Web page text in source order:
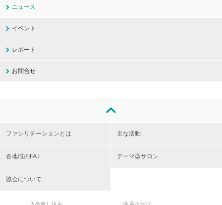
ニュース
イベント
レポート
お問合せ
ファシリテーションとは 主な活動
各地域のFAJ テーマ型サロン
協会について